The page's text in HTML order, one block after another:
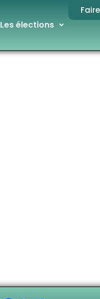
Les élections